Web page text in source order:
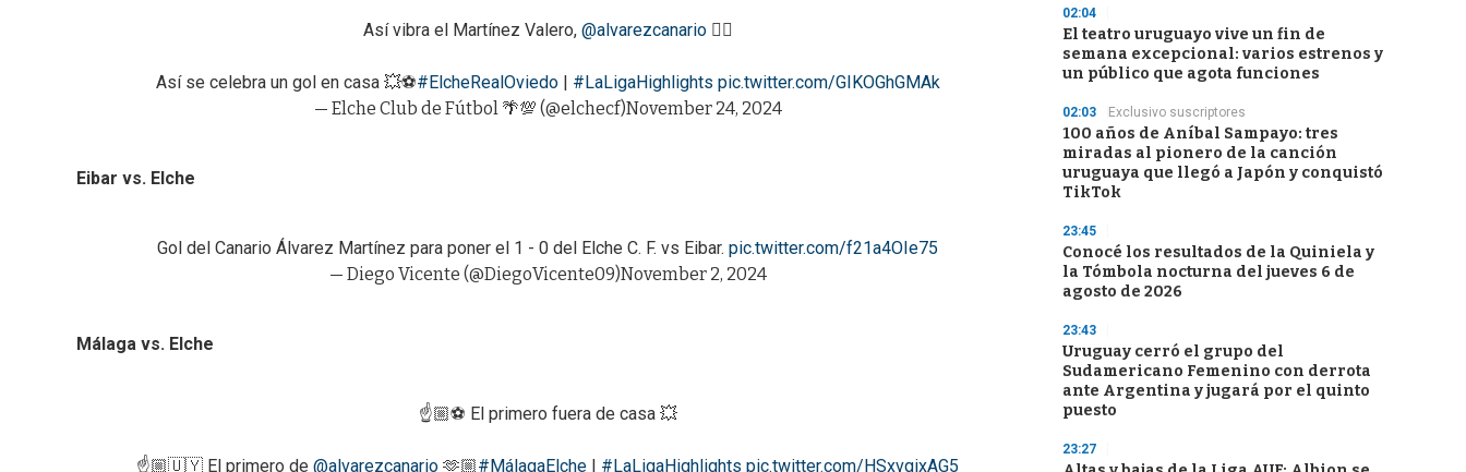
Así vibra el Martínez Valero, @alvarezcanario❤️‍🔥
Así se celebra un gol en casa 💥⚽️#ElcheRealOviedo| #LaLigaHighlights pic.twitter.com/GIKOGhGMAk
— Elche Club de Fútbol 🌴💯 (@elchecf)November 24, 2024
Eibar vs. Elche
Gol del Canario Álvarez Martínez para poner el 1 - 0 del Elche C. F. vs Eibar. pic.twitter.com/f21a4OIe75
— Diego Vicente (@DiegoVicente09)November 2, 2024
Málaga vs. Elche
☝️🏼⚽️ El primero fuera de casa 💥
☝️🏼🇺🇾 El primero de @alvarezcanario 🫶🏼#MálagaElche #LaLigaHighlights pic.twitter.com/HSxvgixAG5
02:04
El teatro uruguayo vive un fin de
semana excepcional: varios estrenos y
un público que agota funciones
02:03 Exclusivo suscriptores
100 años de Aníbal Sampayo: tres
miradas al pionero de la canción
uruguaya que llegó a Japón y conquistó
TikTok
23:45
Conocé los resultados de la Quiniela y
la Tómbola nocturna del jueves 6 de
agosto de 2026
23:43
Uruguay cerró el grupo del
Sudamericano Femenino con derrota
ante Argentina y jugará por el quinto
puesto
23:27